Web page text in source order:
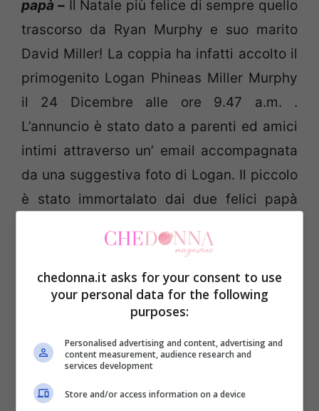
papà –Il Natale più felice di sempre quello
trascorso da Ryan Murphy e suo marito
David Miller! La coppia ha infatti accolto il
primogenito Logan Phineas Miller Murphy
il 24 Dicembre alle ore 9.47 a.m. .
L’annuncio è stato dato a parenti ed amici
intimi attraverso un’ email accompagnata
da una suggestiva foto di Logan. Il piccolo
è stato immortalato dai due felici papà
come a voler dire al mondo che Logan è il
regalo più bello che potessero ricevere.
chedonna.it asks for your consent to use
your personal data for the following
purposes:
Personalised advertising and content, advertising and
content measurement, audience research and
services development
Store and/or access information on a device